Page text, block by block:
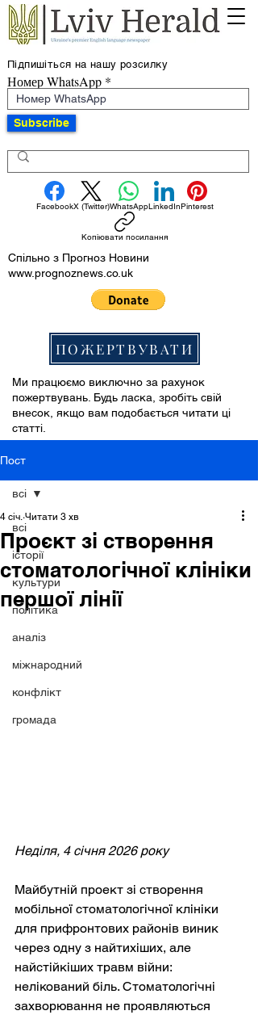
Підпишіться на нашу розсилку
Номер WhatsApp
Subscribe
FacebookX (Twitter)WhatsAppLinkedInPinterest
Копіювати посилання
Спільно з Прогноз Новини
www.prognoznews.co.uk
ПОЖЕРТВУВАТИ
Ми працюємо виключно за рахунок
пожертвувань. Будь ласка, зробіть свій
внесок, якщо вам подобається читати ці
статті.
Пост
всі
історії
культури
політика
аналіз
міжнародний
конфлікт
громада
всі
Проєкт зі створення
стоматологічної клініки
першої лінії
4 січ. Читати 3 хв
Неділя, 4 січня 2026 року
Майбутній проект зі створення
мобільної стоматологічної клініки
для прифронтових районів виник
через одну з найтихіших, але
найстійкіших травм війни:
нелікований біль. Стоматологічні
захворювання не проявляються